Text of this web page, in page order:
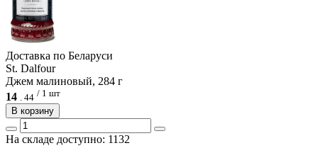
Доcтавка по Беларуси
St. Dalfour
Джем малиновый, 284 г
14 . 44 / 1 шт
В корзину
На складе доступно: 1132